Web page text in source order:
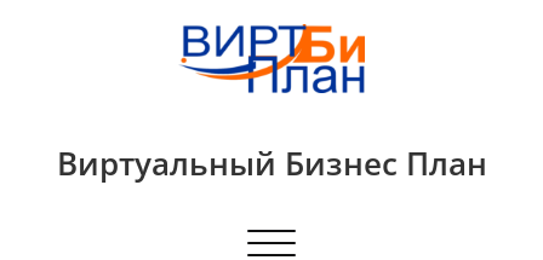
Виртуальный Бизнес План
Показать/